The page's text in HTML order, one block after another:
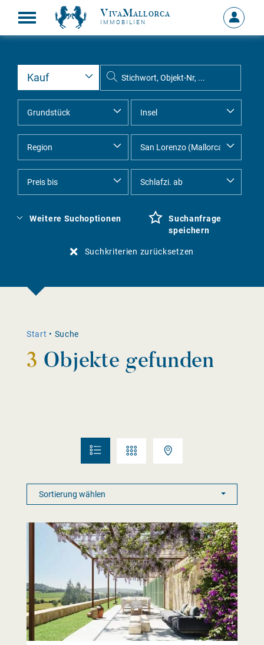
VivaMallorca
IMMOBILIEN
MEIN
Weitere Suchoptionen
Suchanfrage
speichern
Suchkriterien zurücksetzen
Start • Suche
3 Objekte gefunden